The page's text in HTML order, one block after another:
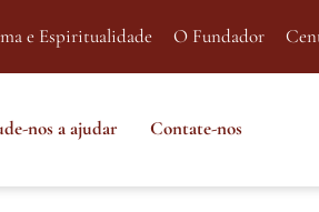
e Espiritualidade O Fundador
nos a ajudar Contate-nos